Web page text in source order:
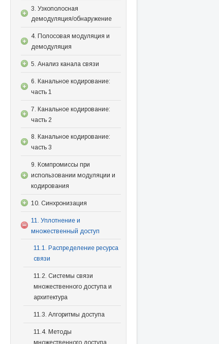
3. Узкополосная
демодуляция/обнаружение
4. Полосовая модуляция и
демодуляция
5. Анализ канала связи
6. Канальное кодирование:
часть 1
7. Канальное кодирование:
часть 2
8. Канальное кодирование:
часть 3
9. Компромиссы при
использовании модуляции и
кодирования
10. Синхронизация
11. Уплотнение и
множественный доступ
11.1. Распределение ресурса
связи
11.2. Системы связи
множественного доступа и
архитектура
11.3. Алгоритмы доступа
11.4. Методы
множественного доступа,